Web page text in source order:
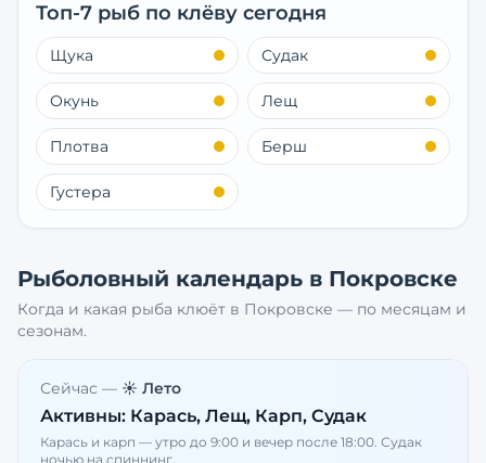
Топ-7 рыб по клёву сегодня
Щука Судак
Окунь Лещ
Плотва Берш
Густера
Рыболовный календарь в Покровске
Когда и какая рыба клюёт в Покровске — по месяцам и
сезонам.
Сейчас — ☀️ Лето
Активны: Карась, Лещ, Карп, Судак
Карась и карп — утро до 9:00 и вечер после 18:00. Судак
ночью на спиннинг.